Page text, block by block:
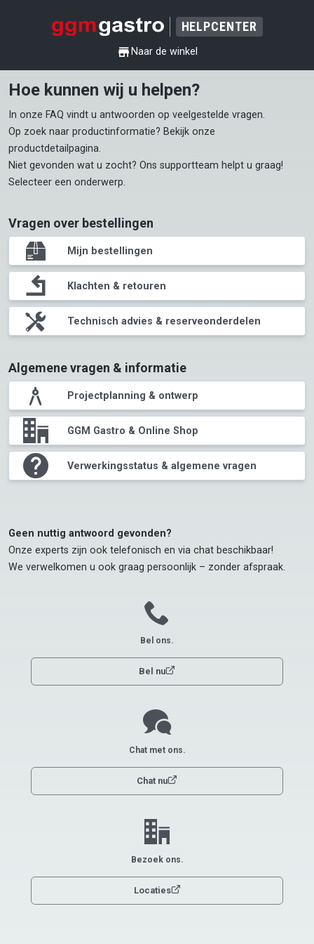
HELPCENTER
shop Naar de winkel
Hoe kunnen wij u helpen?
In onze FAQ vindt u antwoorden op veelgestelde vragen.
productdetailpagina.
Niet gevonden wat u zocht? Ons supportteam helpt u graag!
Selecteer een onderwerp.
Vragen over bestellingen
package Mijn bestellingen
return Klachten & retouren
tools Technisch advies & reserveonderdelen
Algemene vragen & informatie
compasses Projectplanning & ontwerp
office GGM Gastro & Online Shop
question Verwerkingsstatus & algemene vragen
Geen nuttig antwoord gevonden?
Onze experts zijn ook telefonisch en via chat beschikbaar!
We verwelkomen u ook graag persoonlijk – zonder afspraak.
call
Bel ons.
Bel nulink
chat
Chat met ons.
Chat nulink
office
Bezoek ons.
Locatieslink